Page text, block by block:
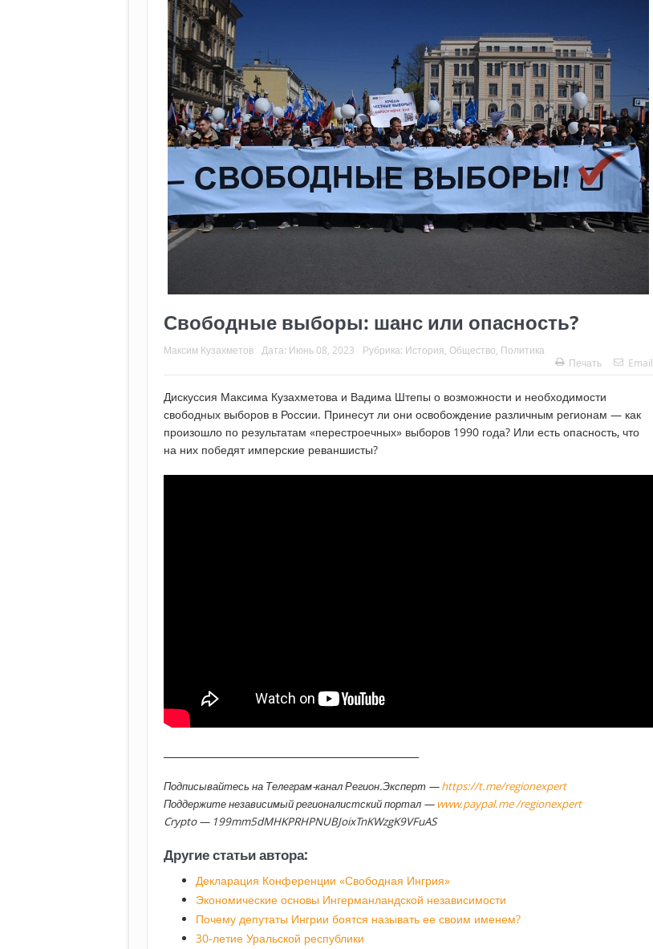
Свободные выборы: шанс или опасность?
Максим Кузахметов Дата: Июнь 08, 2023 Рубрика: История Общество Политика
Печать
Email
Дискуссия Максима Кузахметова и Вадима Штепы о возможности и необходимости
свободных выборов в России. Принесут ли они освобождение различным регионам — как
произошло по результатам «перестроечных» выборов 1990 года? Или есть опасность, что
на них победят имперские реваншисты?
Подписывайтесь на Телеграм-канал Регион.Эксперт —https://t.me/regionexpert
Поддержите независимый регионалистский портал — www.paypal.me /regionexpert
Crypto — 199mm5dMHKPRHPNUBJoixTnKWzgK9VFuAS
Другие статьи автора:
Декларация Конференции «Свободная Ингрия»
Экономические основы Ингерманландской независимости
Почему депутаты Ингрии боятся называть ее своим именем?
30-летие Уральской республики